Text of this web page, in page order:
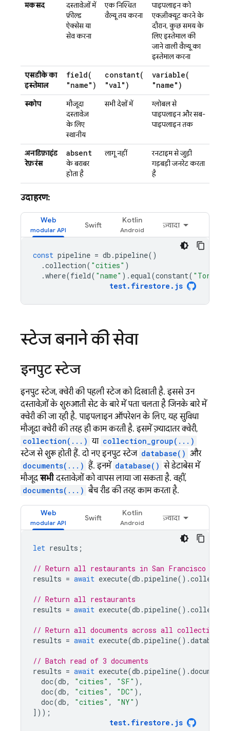
मकसद
दस्तावेज़ों में
फ़ील्ड
ऐक्सेस या
सेव करना
एक निश्चित
वैल्यू तय करना
पाइपलाइन को
एक्ज़ीक्यूट करने के
दौरान, कुछ समय के
लिए इस्तेमाल की
जाने वाली वैल्यू का
इस्तेमाल करना
एसडीके का
इस्तेमाल
field(
"name")
constant(
"val")
variable(
"name")
स्कोप
मौजूदा
दस्तावेज़
के लिए
स्थानीय
सभी देशों में
ग्लोबल से
पाइपलाइन और सब-
पाइपलाइन तक
अनडिफ़ाइंड
रेफ़रंस
absent
के बराबर
होता है
लागू नहीं
रनटाइम से जुड़ी
गड़बड़ी जनरेट करता
है
उदाहरण:
Web
Swift
Kotlin
ज़्यादा
const pipeline = db .pipeline()
.collection( "cities" )
.where(field( "name" ). equal(constant(
test. firestore . js
स्टेज बनाने की सेवा
इनपुट स्टेज
इनपुट स्टेज, क्वेरी की पहली स्टेज को दिखाती है. इससे उन
दस्तावेज़ों के शुरुआती सेट के बारे में पता चलता है जिनके बारे में
क्वेरी की जा रही है. पाइपलाइन ऑपरेशन के लिए, यह सुविधा
मौजूदा क्वेरी की तरह ही काम करती है. इसमें ज़्यादातर क्वेरी,
collection(...) या collection_group(...)
स्टेज से शुरू होती हैं. दो नए इनपुट स्टेज database() और
documents(...) हैं. इनमें database() से डेटाबेस में
मौजूद सभीदस्तावेज़ों को वापस लाया जा सकता है. वहीं,
documents(...) बैच रीड की तरह काम करता है.
Web
Swift
Kotlin
ज़्यादा
let results ;
// Return all restaurants in San Francisco
results = await execute(db .pipeline().
// Return all restaurants
results = await execute(db .pipeline().
// Return all documents across all collections
results = await execute(db .pipeline().database
// Batch read of 3 documents
results = await execute(db .pipeline().documents
doc(db, "cities" , "SF" ),
doc(db, "cities" , "DC" ),
doc(db, "cities" , "NY" )
]));
test. firestore . js